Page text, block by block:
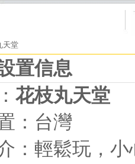
天堂
置信息
花枝丸天堂
：台灣
：輕鬆玩，小